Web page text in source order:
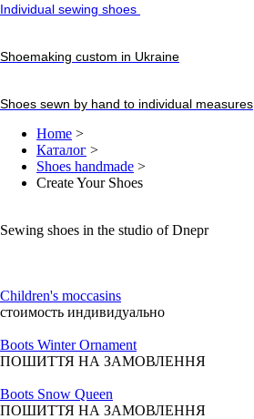
Individual sewing shoes
Shoemaking custom in Ukraine
Shoes sewn by hand to individual
Home >
Каталог >
Shoes handmade >
Create Your Shoes
Sewing shoes in the studio of Dnepr
Children's moccasins
стоимость индивидуально
Boots Winter Ornament
ПОШИТТЯ НА ЗАМОВЛЕННЯ
Boots Snow Queen
ПОШИТТЯ НА ЗАМОВЛЕННЯ